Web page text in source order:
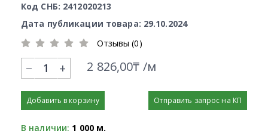
Код СНБ: 2412020213
Дата публикации товара: 29.10.2024
Отзывы (0)
+ 2 826,00₸ /м
Добавить в корзину Отправить запрос на КП
В наличии: 1 000 м.